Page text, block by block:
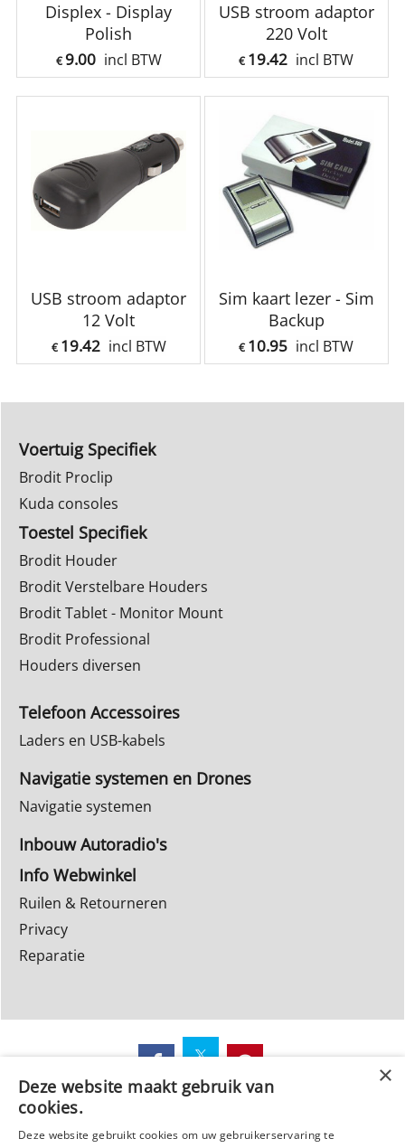
Displex - Display
Polish
€ 9.00 incl BTW
USB stroom adaptor
220 Volt
€ 19.42 incl BTW
USB stroom adaptor
12 Volt
€ 19.42 incl BTW
Sim kaart lezer - Sim
Backup
€ 10.95 incl BTW
Voertuig Specifiek
Brodit Proclip
Kuda consoles
Toestel Specifiek
Brodit Houder
Brodit Verstelbare Houders
Brodit Tablet - Monitor Mount
Brodit Professional
Houders diversen
Telefoon Accessoires
Laders en USB-kabels
Navigatie systemen en Drones
Navigatie systemen
Inbouw Autoradio's
Info Webwinkel
Ruilen & Retourneren
Privacy
Reparatie
Webwinkel gemaakt met
Deze website maakt gebruik van
cookies.
Deze website gebruikt cookies om uw gebruikerservaring te